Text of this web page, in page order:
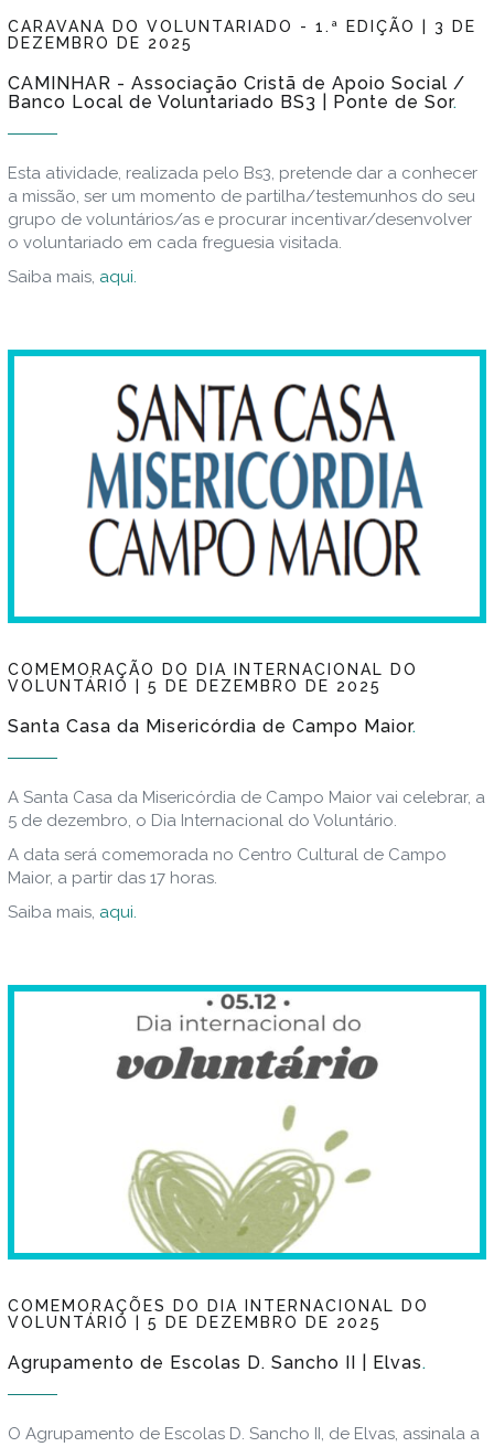
CARAVANA DO VOLUNTARIADO - 1.ª EDIÇÃO | 3 DE
DEZEMBRO DE 2025
CAMINHAR - Associação Cristã de Apoio Social /
Banco Local de Voluntariado BS3 | Ponte de Sor
Esta atividade, realizada pelo Bs3, pretende dar a conhecer
a missão, ser um momento de partilha/testemunhos do seu
grupo de voluntários/as e procurar incentivar/desenvolver
o voluntariado em cada freguesia visitada.
Saiba mais, aqui.
COMEMORAÇÃO DO DIA INTERNACIONAL DO
VOLUNTÁRIO | 5 DE DEZEMBRO DE 2025
Santa Casa da Misericórdia de Campo Maior
A Santa Casa da Misericórdia de Campo Maior vai celebrar, a
5 de dezembro, o Dia Internacional do Voluntário.
A data será comemorada no Centro Cultural de Campo
Maior, a partir das 17 horas.
Saiba mais, aqui.
COMEMORAÇÕES DO DIA INTERNACIONAL DO
VOLUNTÁRIO | 5 DE DEZEMBRO DE 2025
Agrupamento de Escolas D. Sancho II | Elvas
O Agrupamento de Escolas D. Sancho II, de Elvas, assinala a